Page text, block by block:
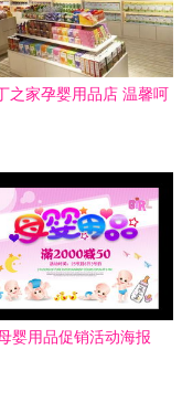
之家孕婴用品店 温馨呵
婴用品促销活动海报